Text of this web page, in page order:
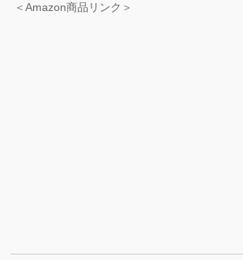
＜Amazon商品リンク＞